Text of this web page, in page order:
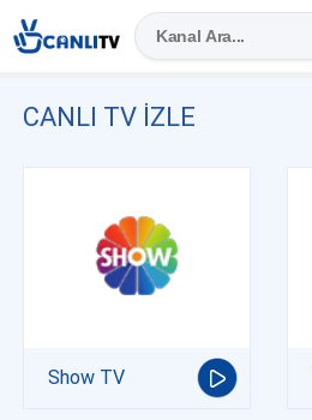
CANLI TV IZLE
Show TV